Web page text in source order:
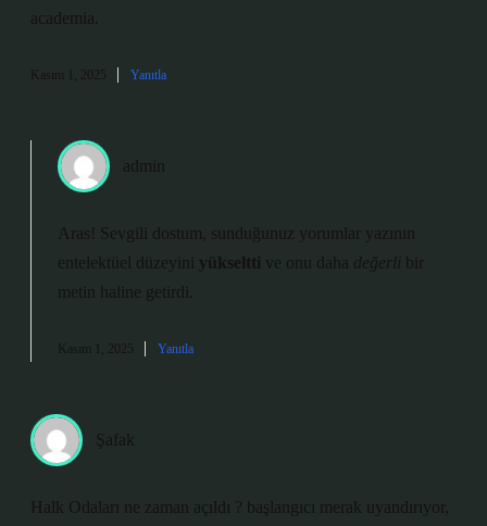
academia.
Kasım 1, 2025 Yanıtla
admin
Aras! Sevgili dostum, sunduğunuz yorumlar yazının
entelektüel düzeyini yükseltti ve onu daha değerli bir
metin haline getirdi.
Kasım 1, 2025 Yanıtla
Şafak
Halk Odaları ne zaman açıldı ? başlangıcı merak uyandırıyor,